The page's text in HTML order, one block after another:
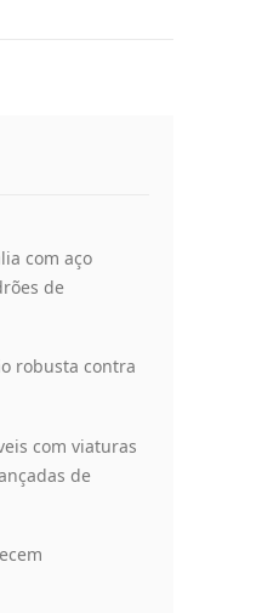
com aço
de
robusta contra
com viaturas
de